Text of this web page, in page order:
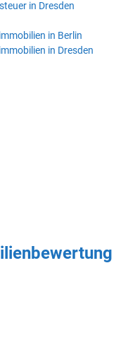
in Dresden
in Berlin
in Dresden